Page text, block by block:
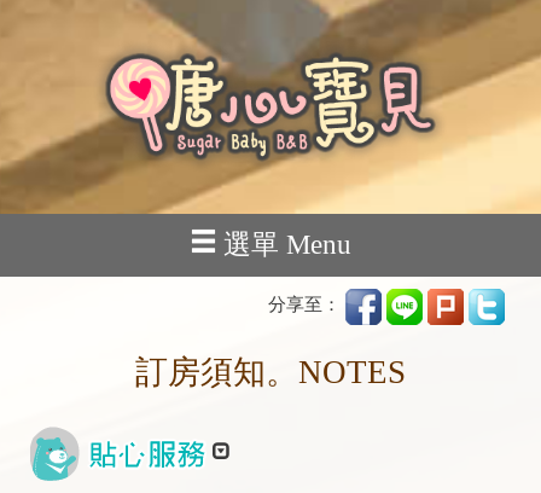
選單 Menu
分享至：
訂房須知。NOTES